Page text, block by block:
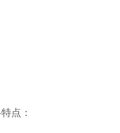
点：